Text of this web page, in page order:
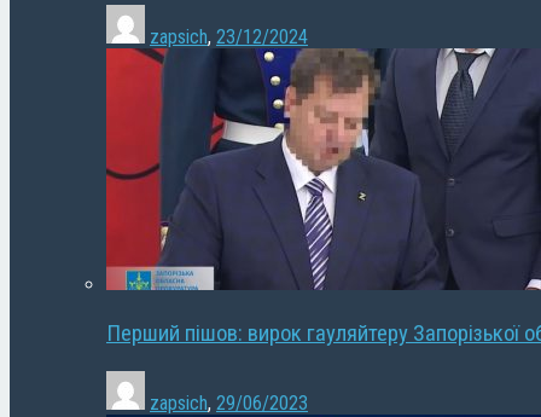
zapsich, 23/12/2024
Перший пішов: вирок гауляйтеру Запорізької
zapsich, 29/06/2023